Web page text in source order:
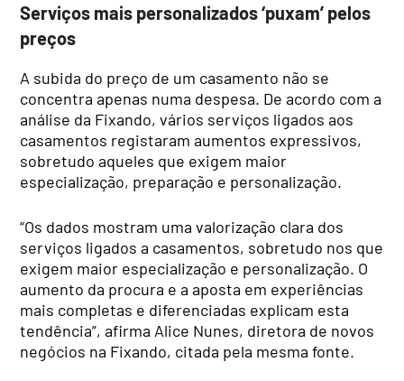
Serviços mais personalizados ‘puxam’ pelos
preços
A subida do preço de um casamento não se
concentra apenas numa despesa. De acordo com a
análise da Fixando, vários serviços ligados aos
casamentos registaram aumentos expressivos,
sobretudo aqueles que exigem maior
especialização, preparação e personalização.
“Os dados mostram uma valorização clara dos
serviços ligados a casamentos, sobretudo nos que
exigem maior especialização e personalização. O
aumento da procura e a aposta em experiências
mais completas e diferenciadas explicam esta
tendência”, afirma Alice Nunes, diretora de novos
negócios na Fixando, citada pela mesma fonte.